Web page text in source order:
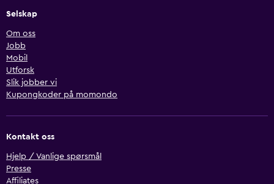
Selskap
Om oss
Jobb
Mobil
Utforsk
Slik jobber vi
Kupongkoder på momondo
Kontakt oss
Hjelp / Vanlige spørsmål
Presse
Affiliates